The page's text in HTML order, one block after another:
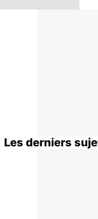
Les derniers